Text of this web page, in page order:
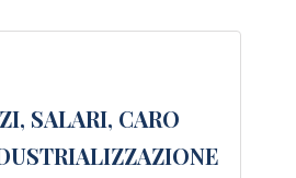
SALARI, CARO